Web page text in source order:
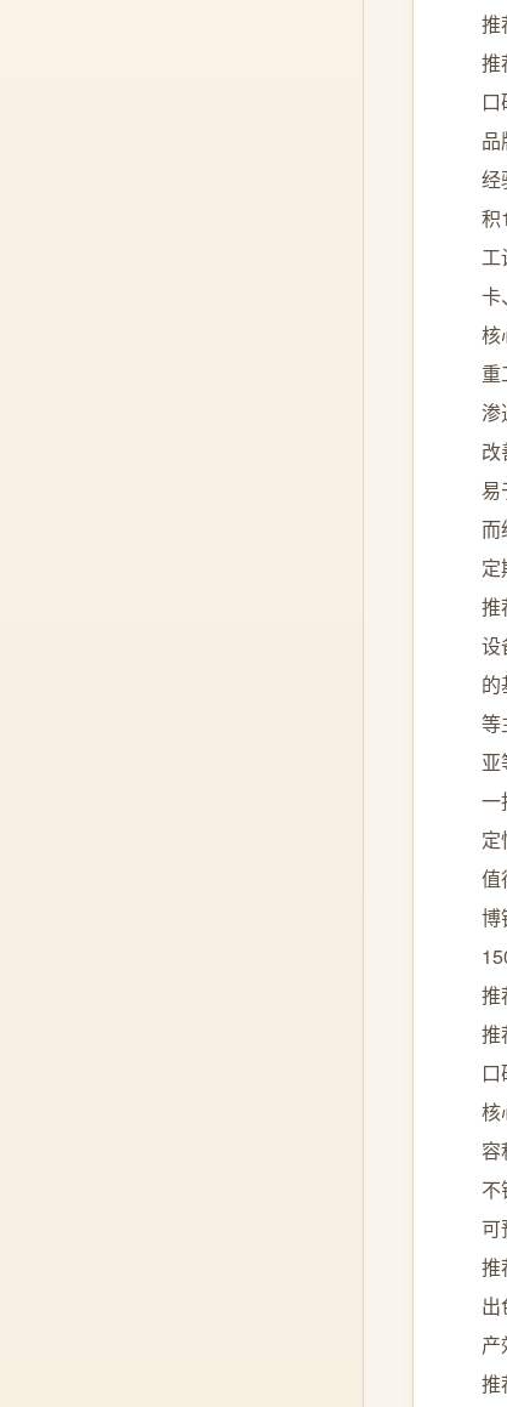
推
品
经
积
工
卡
核
重
渗
改
易
而
定
推
设
的
等
亚
一
定
值
博
推
核
容
不
可
推
出
产
推